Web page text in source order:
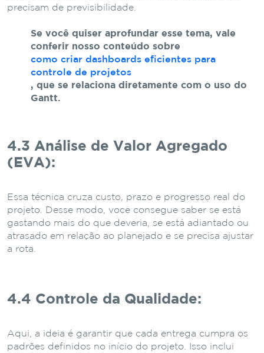
precisam de previsibilidade.
Se você quiser aprofundar esse tema, vale
conferir nosso conteúdo sobre
como criar dashboards eficientes para
controle de projetos
, que se relaciona diretamente com o uso do
Gantt.
4.3 Análise de Valor Agregado
(EVA):
Essa técnica cruza custo, prazo e progresso real do
projeto. Desse modo, você consegue saber se está
gastando mais do que deveria, se está adiantado ou
atrasado em relação ao planejado e se precisa ajustar
a rota.
4.4 Controle da Qualidade:
Aqui, a ideia é garantir que cada entrega cumpra os
padrões definidos no início do projeto. Isso inclui